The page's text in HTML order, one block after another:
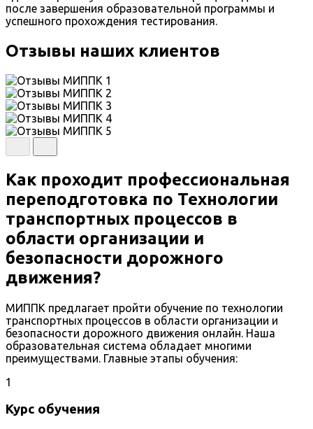
после завершения образовательной программы и
успешного прохождения тестирования.
Отзывы наших клиентов
Как проходит профессиональная
переподготовка по Технологии
транспортных процессов в
области организации и
безопасности дорожного
движения?
МИППК предлагает пройти обучение по технологии
транспортных процессов в области организации и
безопасности дорожного движения онлайн. Наша
образовательная система обладает многими
преимуществами. Главные этапы обучения:
1
Курс обучения